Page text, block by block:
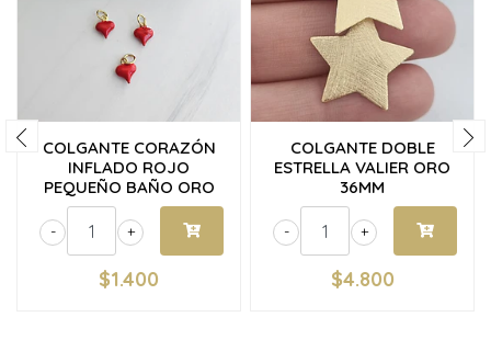
COLGANTE CORAZÓN
INFLADO ROJO
PEQUEÑO BAÑO ORO
+
-
$1.400
COLGANTE DOBLE
ESTRELLA VALIER ORO
36MM
+
-
$4.800